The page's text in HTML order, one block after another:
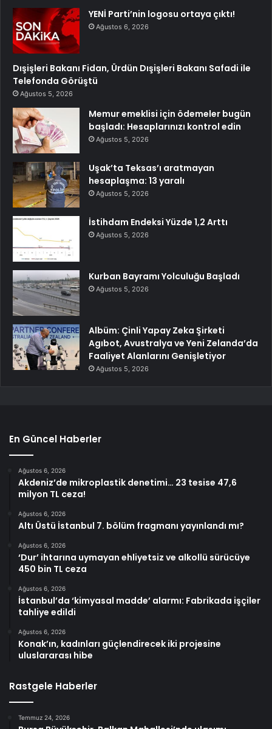
YENİ Parti’nin logosu ortaya çıktı!
Ağustos 6, 2026
Dışişleri Bakanı Fidan, Ürdün Dışişleri Bakanı Safadi ile
Telefonda Görüştü
Ağustos 5, 2026
Memur emeklisi için ödemeler bugün
başladı: Hesaplarınızı kontrol edin
Ağustos 5, 2026
Uşak’ta Teksas’ı aratmayan
hesaplaşma: 13 yaralı
Ağustos 5, 2026
İstihdam Endeksi Yüzde 1,2 Arttı
Ağustos 5, 2026
Kurban Bayramı Yolculuğu Başladı
Ağustos 5, 2026
Albüm: Çinli Yapay Zeka Şirketi
Agıbot, Avustralya ve Yeni Zelanda’da
Faaliyet Alanlarını Genişletiyor
Ağustos 5, 2026
En Güncel Haberler
Ağustos 6, 2026
Akdeniz’de mikroplastik denetimi… 23 tesise 47,6
milyon TL ceza!
Ağustos 6, 2026
Altı Üstü İstanbul 7. bölüm fragmanı yayınlandı mı?
Ağustos 6, 2026
‘Dur’ ihtarına uymayan ehliyetsiz ve alkollü sürücüye
450 bin TL ceza
Ağustos 6, 2026
İstanbul’da ‘kimyasal madde’ alarmı: Fabrikada işçiler
tahliye edildi
Ağustos 6, 2026
Konak’ın, kadınları güçlendirecek iki projesine
uluslararası hibe
Rastgele Haberler
Temmuz 24, 2026